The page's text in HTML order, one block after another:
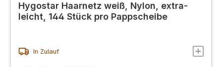
Hygostar Haarnetz weiß, Nylon, extra-
leicht, 144 Stück pro Pappscheibe
In Zulauf